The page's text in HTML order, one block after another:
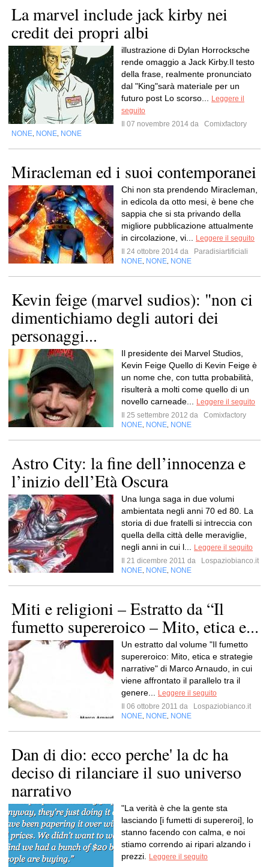
La marvel include jack kirby nei
credit dei propri albi
illustrazione di Dylan Horrocksche
rende omaggio a Jack Kirby.Il testo
della frase, realmente pronunciato
dal "King"sarà materiale per un
futuro post Lo scorso...
Leggere il
seguito
Il 07 novembre 2014 da
Comixfactory
NONE NONE NONE
Miracleman ed i suoi contemporanei
Chi non sta prendendo Miracleman,
in edicola da otto mesi, è bene che
sappia che si sta privando della
migliore pubblicazione attualmente
in circolazione, vi...
Leggere il seguito
Il 24 ottobre 2014 da
Paradisiartificiali
NONE NONE NONE
Kevin feige (marvel sudios): "non ci
dimentichiamo degli autori dei
personaggi...
Il presidente dei Marvel Studios,
Kevin Feige Quello di Kevin Feige è
un nome che, con tutta probabilità,
risulterà a molti come quello di un
novello carneade...
Leggere il seguito
Il 25 settembre 2012 da
Comixfactory
NONE NONE NONE
Astro City: la fine dell’innocenza e
l’inizio dell’Età Oscura
Una lunga saga in due volumi
ambientata negli anni 70 ed 80. La
storia di due fratelli si intreccia con
quella della città delle meraviglie,
negli anni in cui l...
Leggere il seguito
Il 21 dicembre 2011 da
Lospaziobianco.it
NONE NONE NONE
Miti e religioni – Estratto da “Il
fumetto supereroico – Mito, etica e...
Un estratto dal volume "Il fumetto
supereroico: Mito, etica e strategie
narrative" di Marco Arnaudo, in cui
viene affrontato il parallelo tra il
genere...
Leggere il seguito
Il 06 ottobre 2011 da
Lospaziobianco.it
NONE NONE NONE
Dan di dio: ecco perche' la dc ha
deciso di rilanciare il suo universo
narrativo
"La verità è che la gente sta
lasciando [i fumetti di supereroi], lo
stanno facendo con calma, e noi
stiamo correndo ai ripari alzando i
prezzi.
Leggere il seguito